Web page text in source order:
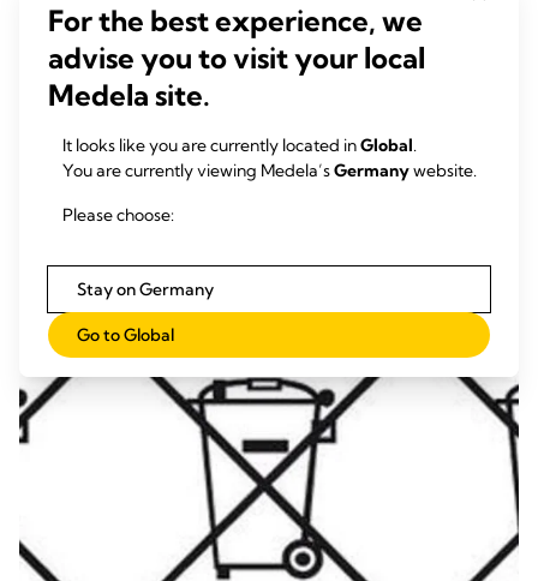
elektronische Altgeräte getrennt und nicht über den
gewöhnlichen Haushaltsabfall zu entsorgen sind.
Altakkumulatoren, die nicht vom Altgerät umschlossen sind,
vor der Abgabe an einer Sammelstelle vom Altgerät
Schadstoffhaltige Batterien sind wie folgt gekennzeichnet:
For the best experience, we
advise you to visit your local
Medela site.
It looks like you are currently located inGlobal.
You are currently viewing Medela’sGermanywebsite.
Please choose:
Stay on Germany
Go to Global